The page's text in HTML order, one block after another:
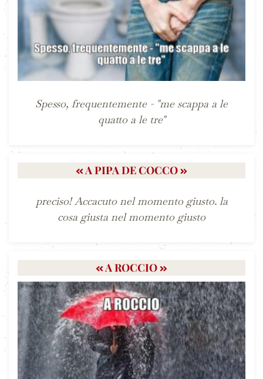
Spesso, frequentemente - "me scappa a le
quatto a le tre"
A PIPA DE COCCO
preciso! Accacuto nel momento giusto. la
cosa giusta nel momento giusto
A ROCCIO